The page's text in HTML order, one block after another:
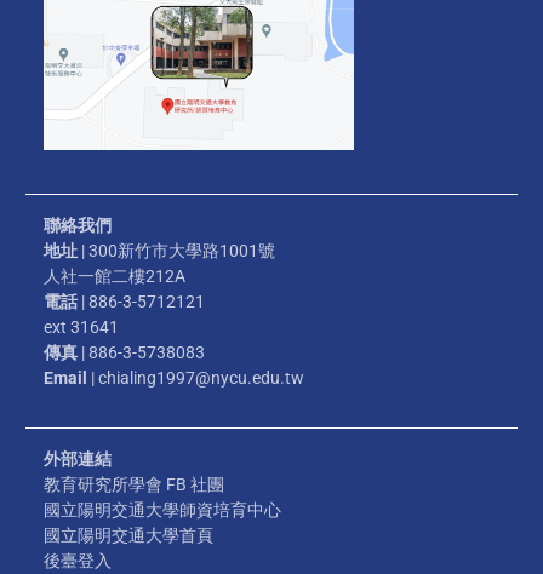
聯絡我們
地址 | 300新竹市大學路1001號
人社一館二樓212A
電話 | 886-3-5712121
ext 31641
傳真 | 886-3-5738083
Email | chialing1997@nycu.edu.tw
外部連結
教育研究所學會 FB 社團
國立陽明交通大學師資培育中心
國立陽明交通大學首頁
後臺登入